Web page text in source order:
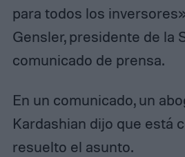
para todos los
Gensler, presidente de la
comunicado de prensa.
En un comunicado, un
Kardashian dijo que está
resuelto el asunto.